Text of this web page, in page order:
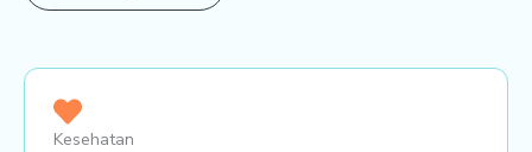
Kesehatan